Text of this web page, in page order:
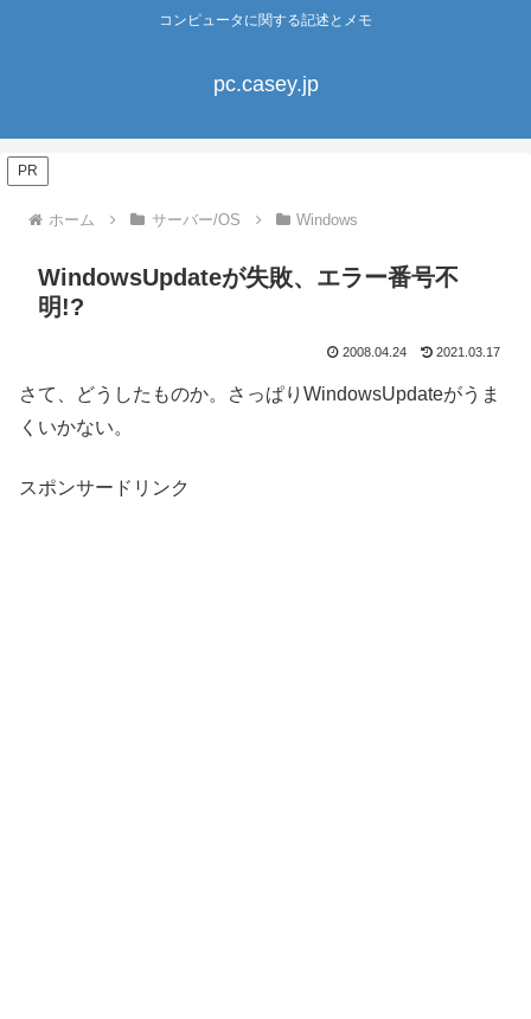
コンピュータに関する記述とメモ
pc.casey.jp
PR
ホーム サーバー/OS Windows
WindowsUpdateが失敗、エラー番号不
明!?
2008.04.24 2021.03.17
さて、どうしたものか。さっぱりWindowsUpdateがうま
くいかない。
スポンサードリンク